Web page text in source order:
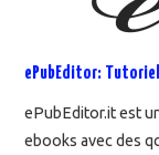
ePubEditor: Tutoriel
ePubEditor.it est
ebooks avec des